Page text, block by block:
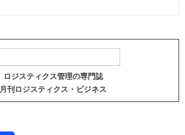
ロジスティクス管理の専門誌
月刊ロジスティクス・ビジネス